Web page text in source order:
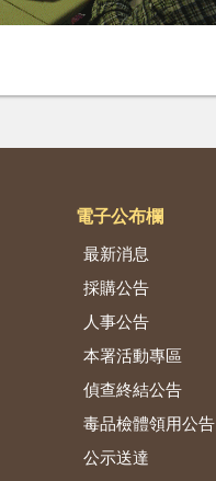
電子公布欄
最新消息
採購公告
人事公告
本署活動專區
偵查終結公告
毒品檢體領用公告
公示送達